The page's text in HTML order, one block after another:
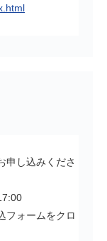
し込みくださ
フォームをクロ